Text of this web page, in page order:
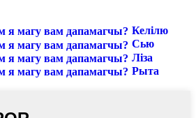
Келілю
Сью
Ліза
Рыта